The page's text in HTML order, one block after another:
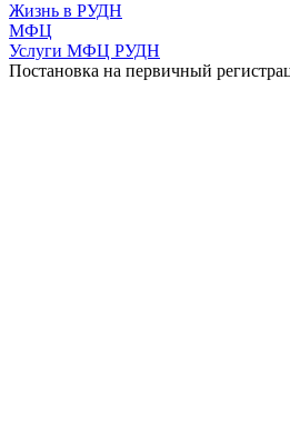
Жизнь в РУДН
МФЦ
Услуги МФЦ РУДН
Постановка на первичный